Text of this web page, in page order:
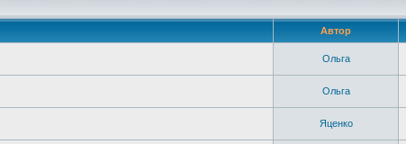
Автор
Ольга
Ольга
Яценко